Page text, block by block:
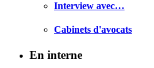
Interview avec…
Cabinets d'avocats
En interne